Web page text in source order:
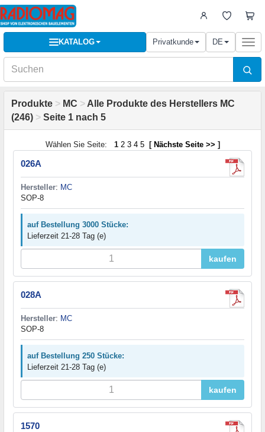
KATALOG Privatkunde DE
Produkte > MC > Alle Produkte des Herstellers MC
(246) > Seite 1 nach 5
Wählen Sie Seite: 1 2 3 4 5 [ Nächste Seite >> ]
026A
Hersteller: MC
SOP-8
auf Bestellung 3000 Stücke:
Lieferzeit 21-28 Tag (e)
kaufen
028A
Hersteller: MC
SOP-8
auf Bestellung 250 Stücke:
Lieferzeit 21-28 Tag (e)
kaufen
1570